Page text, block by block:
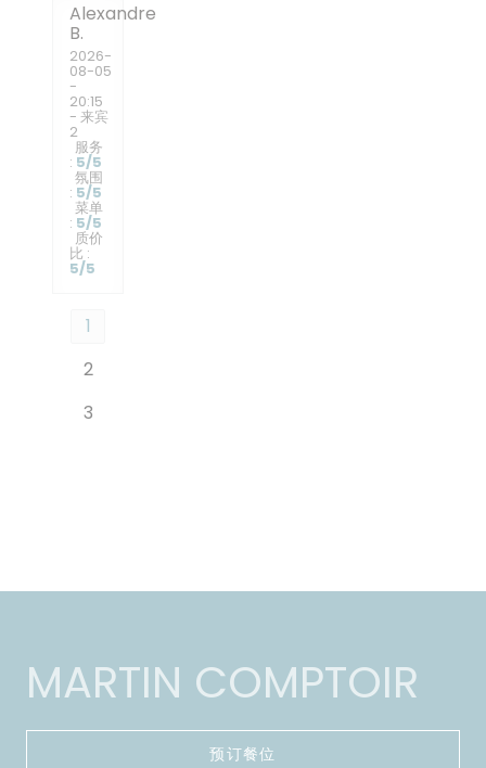
Alexandre
B
2026-
08-05
-
20:15
- 来宾
2
服务
: 5/5
氛围
: 5/5
菜单
: 5/5
质价
比 :
5/5
1
2
3
MARTIN COMPTOIR
预订餐位